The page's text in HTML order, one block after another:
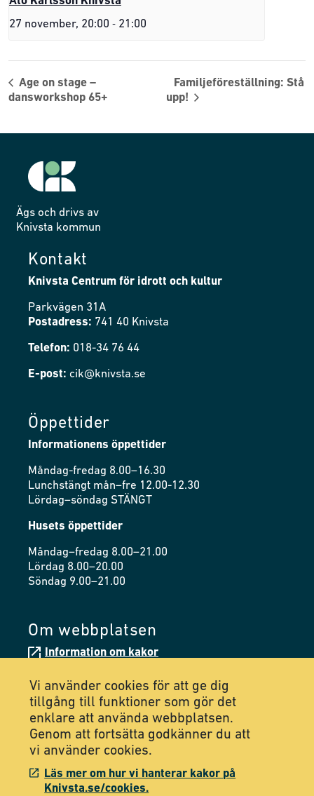
27 november, 20:00 - 21:00
Age on stage –
dansworkshop 65+
Familjeföreställning: Stå
upp!
Ägs och drivs av
Knivsta kommun
Kontakt
Knivsta Centrum för idrott och kultur
Parkvägen 31A
Postadress: 741 40 Knivsta
Telefon: 018-34 76 44
E-post: cik@knivsta.se
Öppettider
Informationens öppettider
Måndag-fredag 8.00–16.30
Lunchstängt mån–fre 12.00-12.30
Lördag–söndag STÄNGT
Husets öppettider
Måndag–fredag 8.00–21.00
Lördag 8.00–20.00
Söndag 9.00–21.00
Om webbplatsen
Information om kakor
Tillgänglighetsredogörelse
Följ oss på Facebook
Följ oss på Instagram
Vi använder cookies för att ge dig
tillgång till funktioner som gör det
enklare att använda webbplatsen.
Genom att fortsätta godkänner du att
vi använder cookies.
Läs mer om hur vi hanterar kakor på
Knivsta.se/cookies.